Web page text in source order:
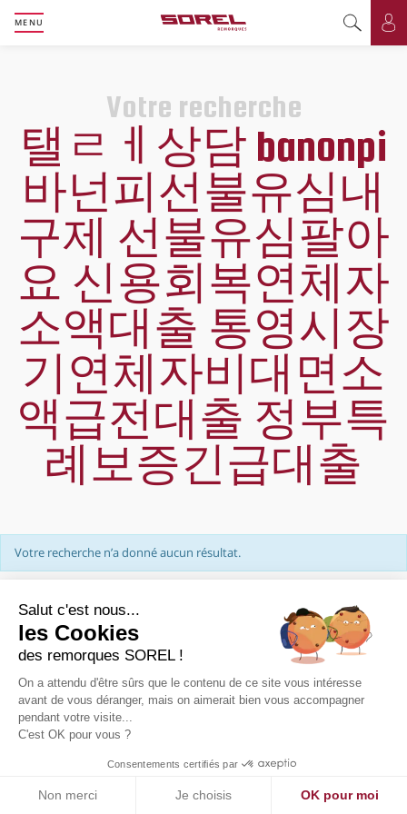
MENU Basculer
탤ㄹㅔ상담 banonpi
바넌피선불유심내
구제 선불유심팔아
요 신용회복연체자
소액대출 통영시장
기연체자비대면소
액급전대출 정부특
례보증긴급대출
Votre recherche
Votre recherche n’a donné aucun résultat.
PRÉSENTATION
MENTIONS LÉGALES
Salut c'est nous...
les Cookies
des remorques SOREL !
On a attendu d'être sûrs que le contenu de ce site vous intéresse
avant de vous déranger, mais on aimerait bien vous accompagner
pendant votre visite...
C'est OK pour vous ?
Consentements certifiés par
Non merci Je choisis OK pour moi